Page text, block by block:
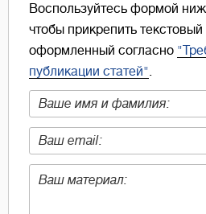
Воспользуйтесь формой
чтобы прикрепить текстовый
оформленный согласно
публикации статей".